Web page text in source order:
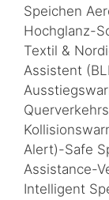
Speichen
Hochglanz-
Textil &
Assistent
Alert)-Safe
Assistance-
Intelligent